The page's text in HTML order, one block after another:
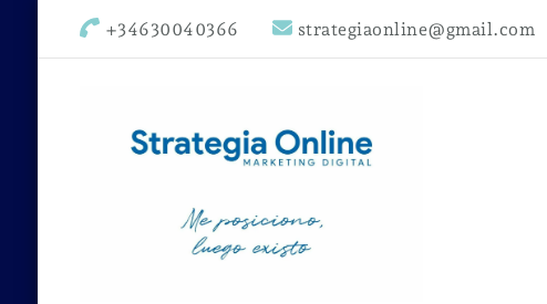
+34630040366 strategiaonline@gmail.com